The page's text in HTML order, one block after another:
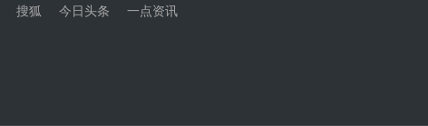
搜狐 今日头条 一点资讯